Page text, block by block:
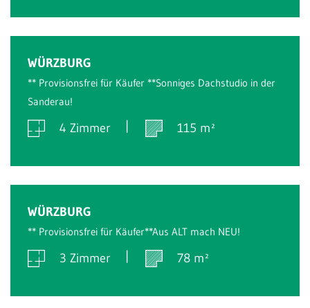
WÜRZBURG
** Provisionsfrei für Käufer **Sonniges Dachstudio in der
Sanderau!
4 Zimmer 115 m²
WÜRZBURG
** Provisionsfrei für Käufer**Aus ALT mach NEU!
3 Zimmer 78 m²